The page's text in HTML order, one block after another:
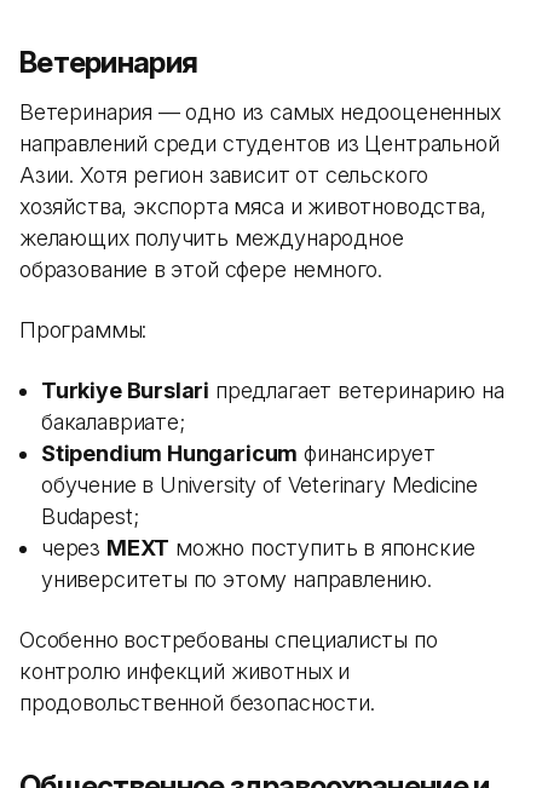
Ветеринария
Ветеринария — одно из самых недооцененных
направлений среди студентов из Центральной
Азии. Хотя регион зависит от сельского
хозяйства, экспорта мяса и животноводства,
желающих получить международное
образование в этой сфере немного.
Программы:
Turkiye Burslari предлагает ветеринарию на
бакалавриате;
Stipendium Hungaricum финансирует
обучение в University of Veterinary Medicine
Budapest;
через MEXT можно поступить в японские
университеты по этому направлению.
Особенно востребованы специалисты по
контролю инфекций животных и
продовольственной безопасности.